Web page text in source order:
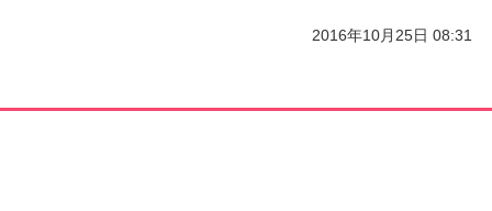
2016年10月25日 08:31